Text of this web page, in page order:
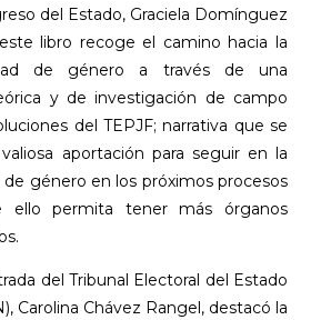
del Estado, Graciela Domínguez
libro recoge el camino hacia la
de género a través de una
y de investigación de campo
del TEPJF; narrativa que se
aportación para seguir en la
género en los próximos procesos
ello permita tener más órganos
del Tribunal Electoral del Estado
Carolina Chávez Rangel, destacó la